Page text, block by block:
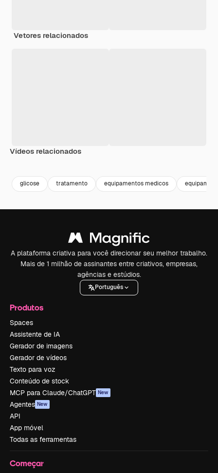
Vetores relacionados
Vídeos relacionados
glicose tratamento equipamentos medicos
A plataforma criativa para você direcionar seu melhor trabalho.
Mais de 1 milhão de assinantes entre criativos, empresas,
agências e estúdios.
Português
Produtos
Spaces
Assistente de IA
Gerador de imagens
Gerador de vídeos
Texto para voz
Conteúdo de stock
MCP para Claude/ChatGPT New
Agentes New
API
App móvel
Todas as ferramentas
Começar